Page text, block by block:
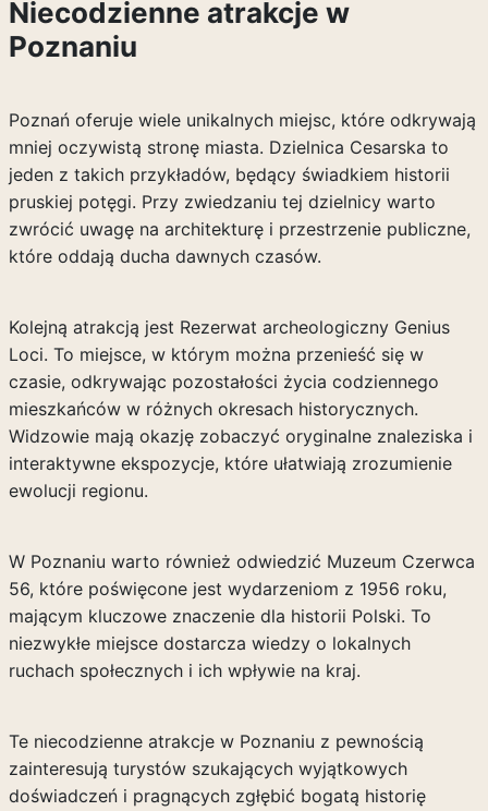
Niecodzienne atrakcje w
Poznaniu
Poznań oferuje wiele unikalnych miejsc, które odkrywają
mniej oczywistą stronę miasta. Dzielnica Cesarska to
jeden z takich przykładów, będący świadkiem historii
pruskiej potęgi. Przy zwiedzaniu tej dzielnicy warto
zwrócić uwagę na architekturę i przestrzenie publiczne,
które oddają ducha dawnych czasów.
Kolejną atrakcją jest Rezerwat archeologiczny Genius
Loci. To miejsce, w którym można przenieść się w
czasie, odkrywając pozostałości życia codziennego
mieszkańców w różnych okresach historycznych.
Widzowie mają okazję zobaczyć oryginalne znaleziska i
interaktywne ekspozycje, które ułatwiają zrozumienie
ewolucji regionu.
W Poznaniu warto również odwiedzić Muzeum Czerwca
56, które poświęcone jest wydarzeniom z 1956 roku,
mającym kluczowe znaczenie dla historii Polski. To
niezwykłe miejsce dostarcza wiedzy o lokalnych
ruchach społecznych i ich wpływie na kraj.
Te niecodzienne atrakcje w Poznaniu z pewnością
zainteresują turystów szukających wyjątkowych
doświadczeń i pragnących zgłębić bogatą historię